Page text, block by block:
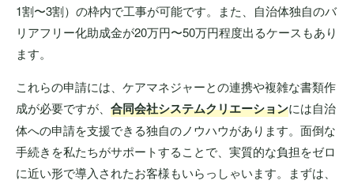
1割〜3割）の枠内で工事が可能です。また、自治体独自のバ
リアフリー化助成金が20万円〜50万円程度出るケースもあり
ます。
これらの申請には、ケアマネジャーとの連携や複雑な書類作
成が必要ですが、 合同会社システムクリエーションには自治
体への申請を支援できる独自のノウハウがあります。面倒な
手続きを私たちがサポートすることで、実質的な負担をゼロ
に近い形で導入されたお客様もいらっしゃいます。まずは、